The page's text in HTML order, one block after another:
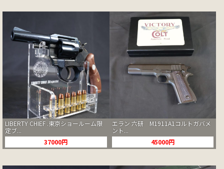
LIBERTY CHIEF .東京ショールーム限
定ブ...
37000円
エラン 六研 M1911A1コルトガバメ
ント...
45000円